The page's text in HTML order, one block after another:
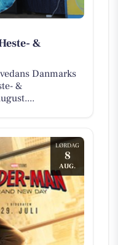
&
Danmarks
&
LØRDAG
8
AUG.